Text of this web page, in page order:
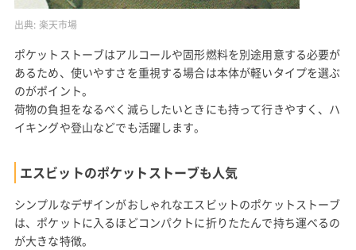
出典: 楽天市場
ポケットストーブはアルコールや固形燃料を別途用意する必要が
あるため、使いやすさを重視する場合は本体が軽いタイプを選ぶ
のがポイント。
荷物の負担をなるべく減らしたいときにも持って行きやすく、ハ
イキングや登山などでも活躍します。
エスビットのポケットストーブも人気
シンプルなデザインがおしゃれなエスビットのポケットストーブ
は、ポケットに入るほどコンパクトに折りたたんで持ち運べるの
が大きな特徴。